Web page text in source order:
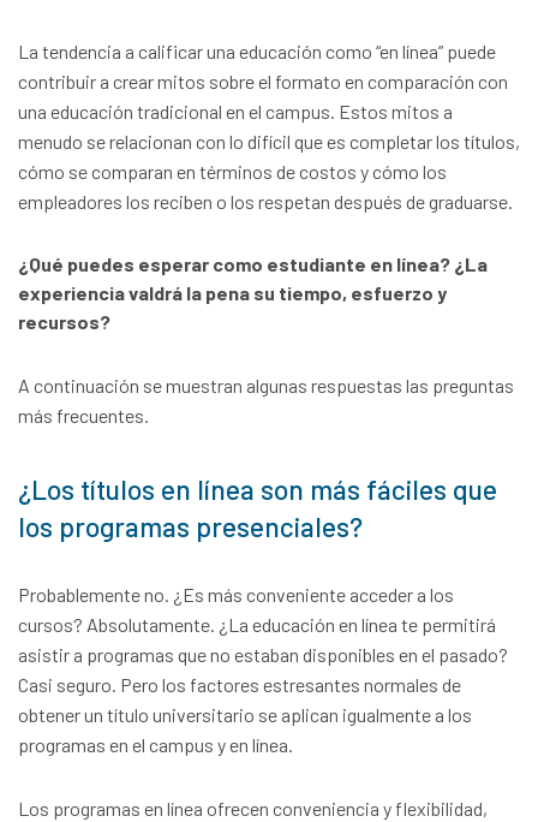
La tendencia a calificar una educación como “en línea” puede
contribuir a crear mitos sobre el formato en comparación con
una educación tradicional en el campus. Estos mitos a
menudo se relacionan con lo difícil que es completar los títulos,
cómo se comparan en términos de costos y cómo los
empleadores los reciben o los respetan después de graduarse.
¿Qué puedes esperar como estudiante en línea? ¿La
experiencia valdrá la pena su tiempo, esfuerzo y
recursos?
A continuación se muestran algunas respuestas las preguntas
más frecuentes.
¿Los títulos en línea son más fáciles que
los programas presenciales?
Probablemente no. ¿Es más conveniente acceder a los
cursos? Absolutamente. ¿La educación en línea te permitirá
asistir a programas que no estaban disponibles en el pasado?
Casi seguro. Pero los factores estresantes normales de
obtener un título universitario se aplican igualmente a los
programas en el campus y en línea.
Los programas en línea ofrecen conveniencia y flexibilidad,